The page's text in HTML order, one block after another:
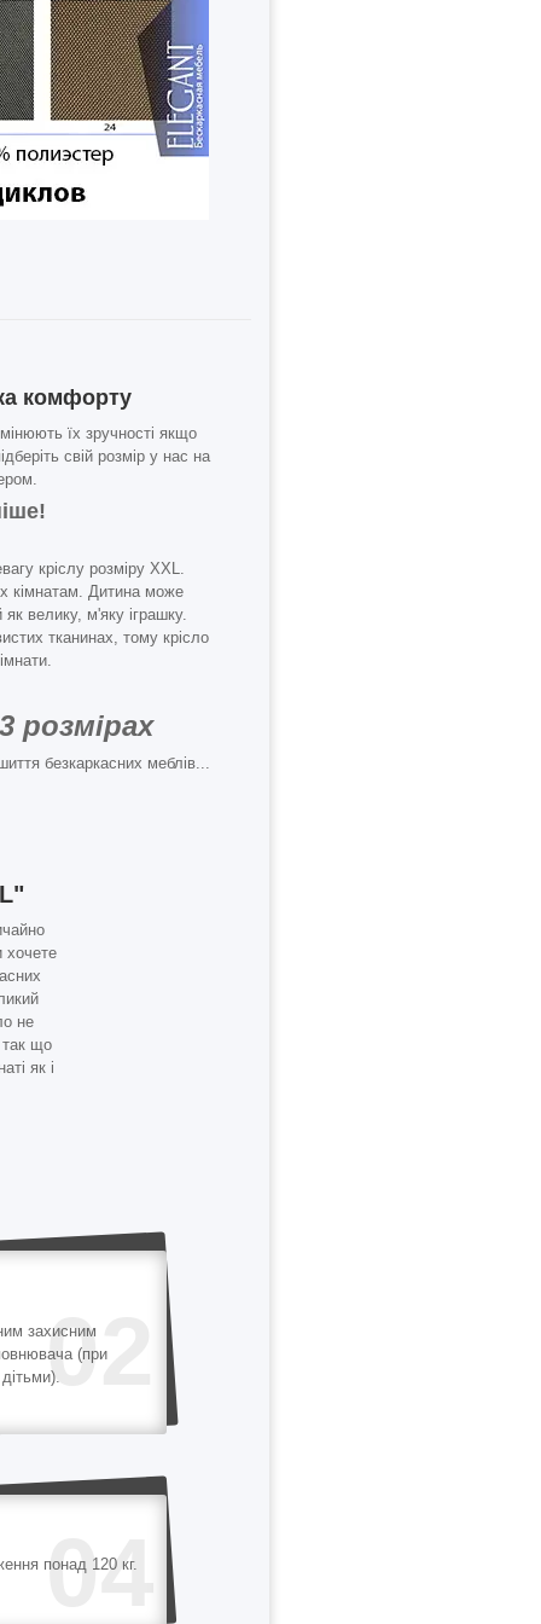
комфорту
їх зручності якщо
свій розмір у нас на
кріслу розміру XXL.
кімнатам. Дитина може
велику, м'яку іграшку.
тканинах, тому крісло
розмірах
безкаркасних меблів...
не
так що
як і
02
захисним
(при
04
понад 120 кг.